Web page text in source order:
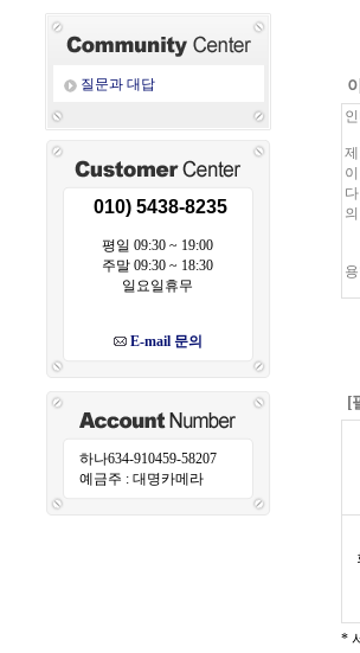
질문과 대답
010) 5438-8235
평일 09:30 ~ 19:00
주말 09:30 ~ 18:30
일요일휴무
E-mail 문의
하나634-910459-58207
예금주 : 대명카메라
[
*